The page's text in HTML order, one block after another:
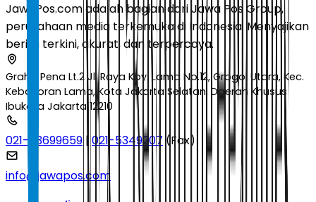
JawaPos.com adalah bagian dari Jawa Pos Group,
perusahaan media terkemuka di Indonesia. Menyajikan
berita terkini, akurat, dan terpercaya.
Graha Pena Lt.2 Jl. Raya Kby. Lama No.12, Grogol Utara, Kec.
Kebayoran Lama, Kota Jakarta Selatan, Daerah Khusus
Ibukota Jakarta 12210
021-53699659 | 021-5349207 (Fax)
info@jawapos.com